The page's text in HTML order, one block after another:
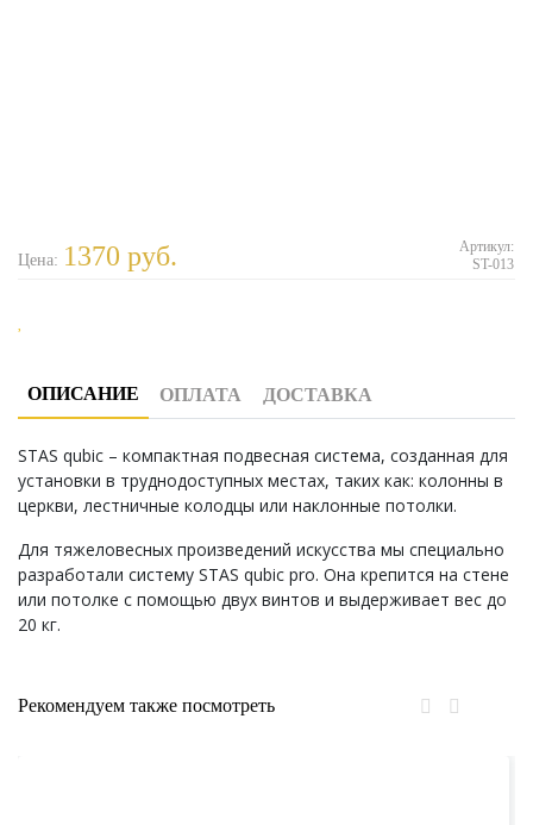
Цена: 1370 руб.
Артикул:
ST-013
ОПИСАНИЕ ОПЛАТА ДОСТАВКА
STAS qubic – компактная подвесная система, созданная для
установки в труднодоступных местах, таких как: колонны в
церкви, лестничные колодцы или наклонные потолки.
Для тяжеловесных произведений искусства мы специально
разработали систему STAS qubic pro. Она крепится на стене
или потолке с помощью двух винтов и выдерживает вес до
20 кг.
Рекомендуем также посмотреть